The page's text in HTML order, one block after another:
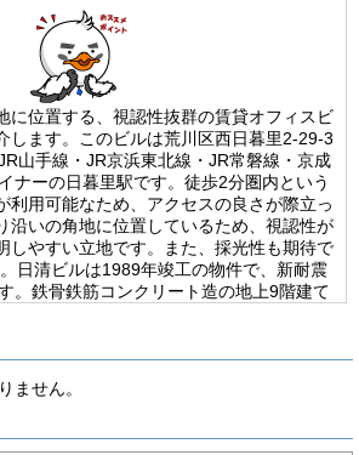
に位置する、視認性抜群の賃貸オフィスビ
します。このビルは荒川区西日暮里2-29-3
山手線・JR京浜東北線・JR常磐線・京成
ナーの日暮里駅です。徒歩2分圏内という
利用可能なため、アクセスの良さが際立っ
沿いの角地に位置しているため、視認性が
しやすい立地です。また、採光性も期待で
日清ビルは1989年竣工の物件で、新耐震
。鉄骨鉄筋コンクリート造の地上9階建て
。ビル内にはエレベーターが2基設置さ
可能です。駐車場、機械警備、光ファイバ
ビジネスに必要な設備が整っています。
用時間の制限がないため、柔軟な働き方
ワンフロア・ワンテナント形式で、使い勝
ません。